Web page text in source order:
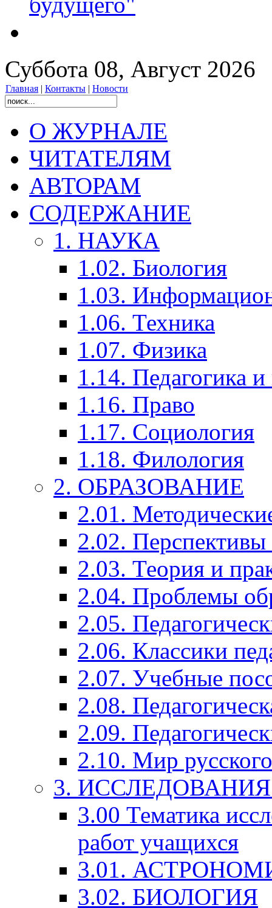
Суббота 08, Август 2026
Главная | Контакты | Новости
О ЖУРНАЛЕ
ЧИТАТЕЛЯМ
АВТОРАМ
СОДЕРЖАНИЕ
1. НАУКА
1.02. Биология
1.03.
1.06. Техника
1.07. Физика
1.14. Педагогика
1.16. Право
1.17. Социология
1.18. Филология
2. ОБРАЗОВАНИЕ
2.01.
2.02. Перспективы
2.03. Теория и
2.04. Проблемы
2.05.
2.06. Классики
2.07. Учебные
2.08.
2.09.
2.10. Мир
3.
3.00 Тематика
работ учащихся
3.01.
3.02. БИОЛОГИЯ